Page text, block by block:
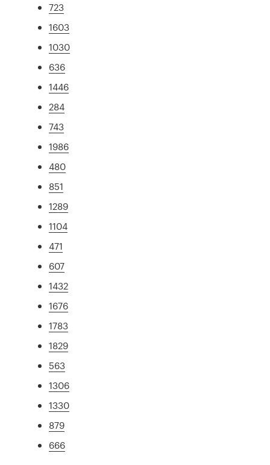
723
1603
1030
636
1446
284
743
1986
480
851
1289
1104
471
607
1432
1676
1783
1829
563
1306
1330
879
666